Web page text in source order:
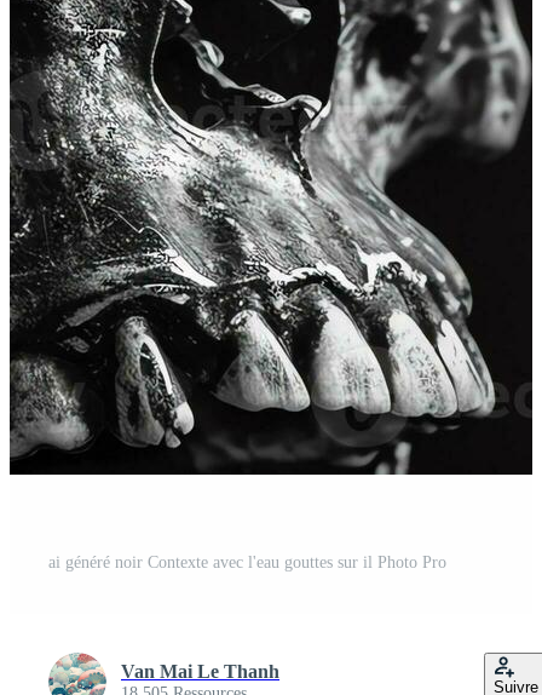
ai généré noir Contexte avec l'eau gouttes sur il Photo Pro
Van Mai Le Thanh
Suivre